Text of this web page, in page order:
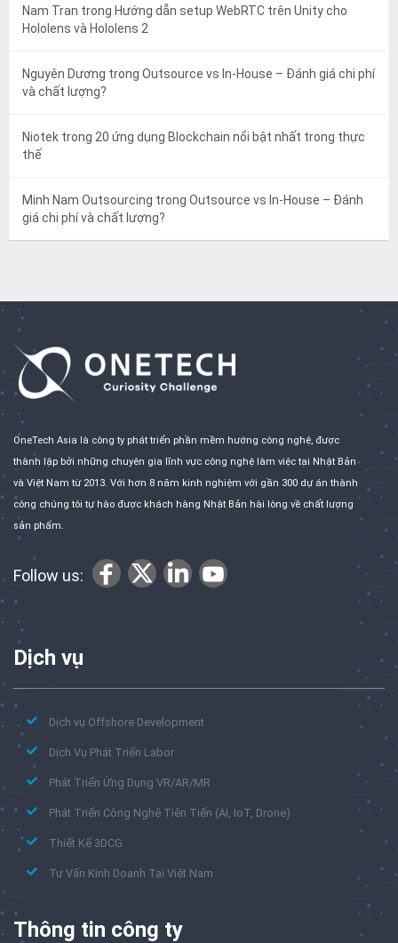
Nam Tran trong Hướng dẫn setup WebRTC trên Unity cho
Hololens và Hololens 2
Nguyên Dương trong Outsource vs In-House – Đánh giá chi phí
và chất lượng?
Niotek trong 20 ứng dụng Blockchain nổi bật nhất trong thực
thế
Minh Nam Outsourcing trong Outsource vs In-House – Đánh
giá chi phí và chất lượng?
OneTech Asia là công ty phát triển phần mềm hướng công nghệ, được
thành lập bởi những chuyên gia lĩnh vực công nghệ làm việc tại Nhật Bản
và Việt Nam từ 2013. Với hơn 8 năm kinh nghiệm với gần 300 dự án thành
công chúng tôi tự hào được khách hàng Nhật Bản hài lòng về chất lượng
sản phẩm.
Follow us:
Dịch vụ
Dịch vụ Offshore Development
Dịch Vụ Phát Triển Labor
Phát Triển Ứng Dụng VR/AR/MR
Phát Triển Công Nghệ Tiên Tiến (AI, IoT, Drone)
Thiết Kế 3DCG
Tư Vấn Kinh Doanh Tại Việt Nam
Thông tin công ty